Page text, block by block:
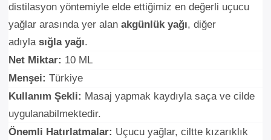
distilasyon yöntemiyle elde ettiğimiz en değerli uçucu
yağlar arasında yer alan akgünlük yağı, diğer
adıyla sığla yağı.
Net Miktar: 10 ML
Menşei: Türkiye
Kullanım Şekli: Masaj yapmak kaydıyla saça ve cilde
uygulanabilmektedir.
Önemli Hatırlatmalar: Uçucu yağlar, ciltte kızarıklık